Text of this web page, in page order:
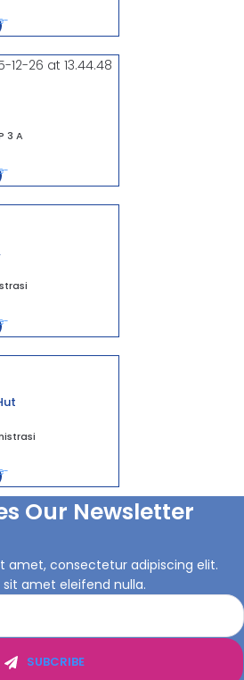
3 A
Our Newsletter
amet, consectetur adipiscing elit.
sit amet eleifend nulla.
SUBCRIBE